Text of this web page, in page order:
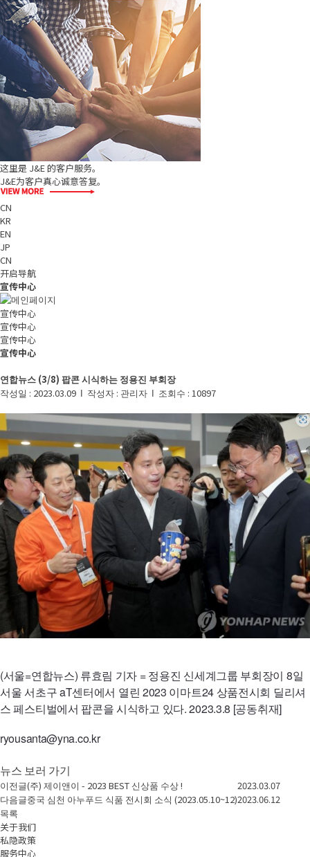
这里是 J&E 的客户服务。
J&E为客户真心诚意答复。
CN
KR
EN
JP
CN
开启导航
宣传中心
宣传中心
宣传中心
宣传中心
宣传中心
연합뉴스 (3/8) 팝콘 시식하는 정용진 부회장
작성일 : 2023.03.09 Ι 작성자 : 관리자 Ι 조회수 : 10897
(서울=연합뉴스) 류효림 기자 = 정용진 신세계그룹 부회장이 8일
서울 서초구aT센터에서 열린 2023 이마트24 상품전시회 딜리셔
스 페스티벌에서 팝콘을 시식하고 있다. 2023.3.8 [공동취재]
ryousanta@yna.co.kr
뉴스 보러 가기
이전글(주) 제이앤이 - 2023 BEST 신상품 수상 !
2023.03.07
다음글중국 심천 아누푸드 식품 전시회 소식 (2023.05.10~12)2023.06.12
목록
关于我们
私隐政策
服务中心